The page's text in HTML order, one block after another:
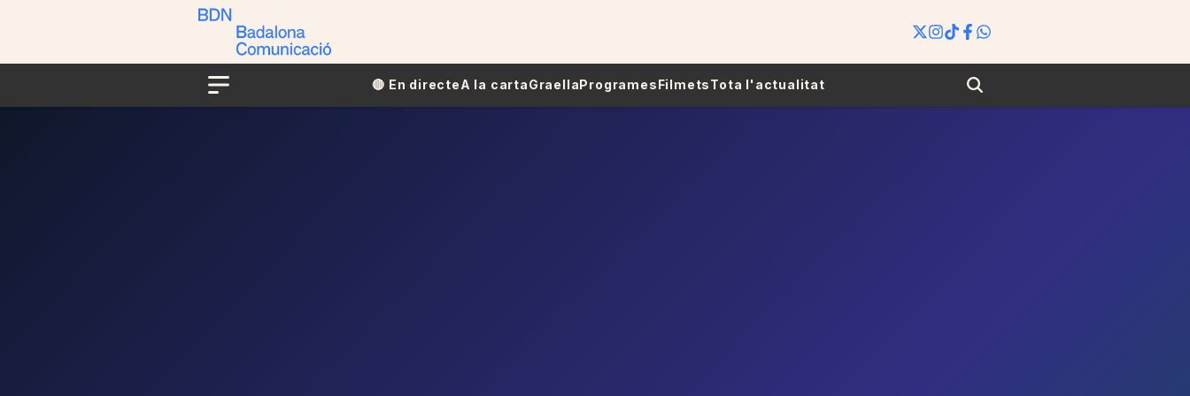
Menu
🔴​​ En directeA la cartaGraellaProgramesFilmetsTota l'actualitat Search